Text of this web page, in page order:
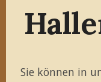
Sie können in